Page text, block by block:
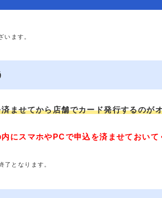
ます。
ませてから店舗でカード発行するのが
内にスマホやPCで申込を済ませておいて
となります。